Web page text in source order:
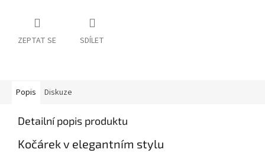
ZEPTAT SE SDÍLET
Popis Diskuze
Detailní popis produktu
Kočárek v elegantním stylu